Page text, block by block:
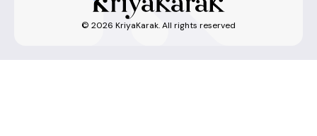
© 2026 KriyaKarak. All rights reserved